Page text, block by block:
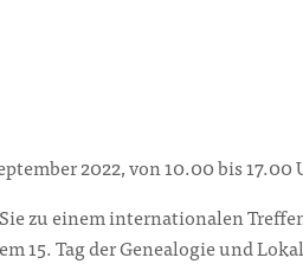
2022, von 10.00 bis
zu einem internationalen
15. Tag der Genealogie und